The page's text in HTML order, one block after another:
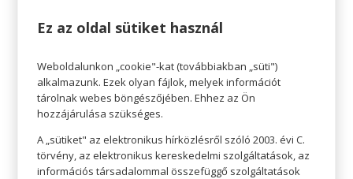
Jó zsírforrások:
Olajbogyó és olívaolaj
Teljes zsírtartalmú tej és organikus vaj
Diófélék (mandula, dió, kesudió)
Magok (chia, tök, len)
Zsíros hal (lazac vagy pisztráng)
Ez az oldal sütiket használ
Weboldalunkon „cookie"-kat (továbbiakban „süti")
alkalmazunk. Ezek olyan fájlok, melyek információt
tárolnak webes böngészőjében. Ehhez az Ön
hozzájárulása szükséges.
A „sütiket" az elektronikus hírközlésről szóló 2003. évi C.
törvény, az elektronikus kereskedelmi szolgáltatások, az
információs társadalommal összefüggő szolgáltatások